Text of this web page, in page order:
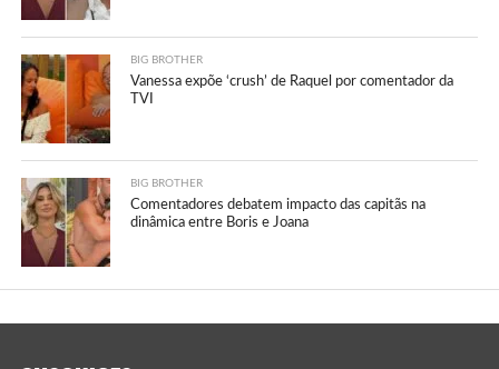
BIG BROTHER
Vanessa expõe ‘crush’ de Raquel por comentador da
TVI
BIG BROTHER
Comentadores debatem impacto das capitãs na
dinâmica entre Boris e Joana